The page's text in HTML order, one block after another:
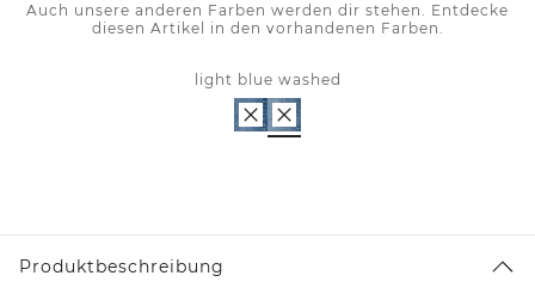
Auch unsere anderen Farben werden dir stehen. Entdecke
diesen Artikel in den vorhandenen Farben.
light blue washed
Produktbeschreibung